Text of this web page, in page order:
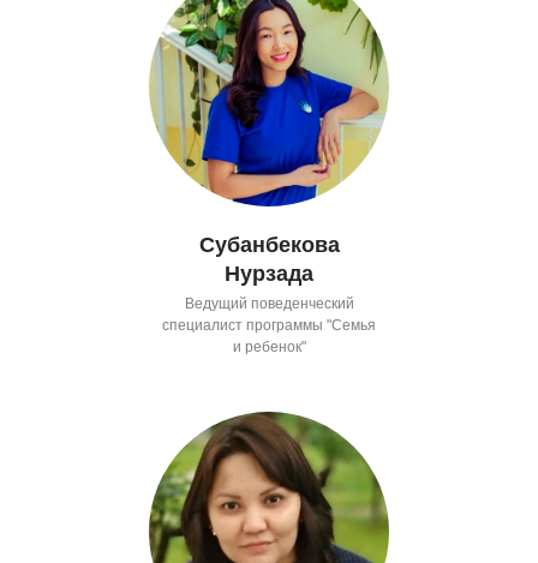
Субанбекова
Нурзада
Ведущий поведенческий
специалист программы "Семья
и ребенок"